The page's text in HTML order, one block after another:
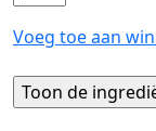
Voeg toe aan